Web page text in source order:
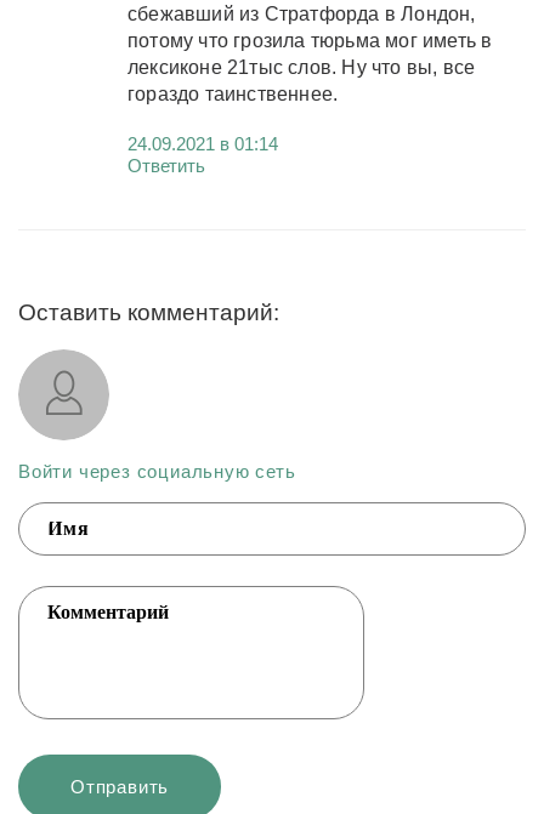
сбежавший из Стратфорда в Лондон,
потому что грозила тюрьма мог иметь в
лексиконе 21тыс слов. Ну что вы, все
гораздо таинственнее.
24.09.2021 в 01:14
Ответить
Оставить комментарий:
Войти через социальную сеть